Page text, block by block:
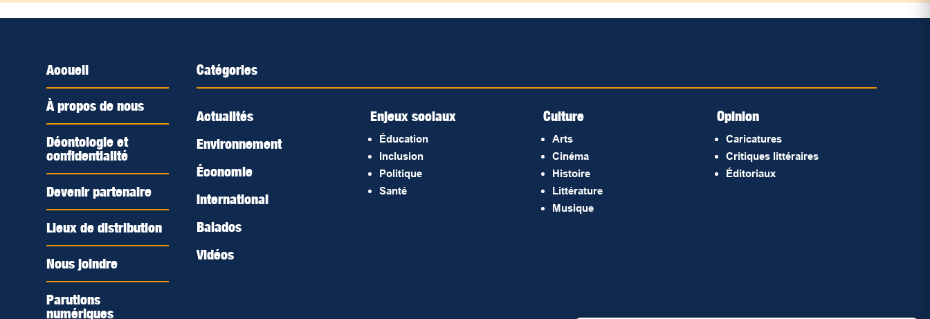
Accueil
À propos de nous
Déontologie et
confidentialité
Devenir partenaire
Lieux de distribution
Nous joindre
Parutions
numériques
Catégories
Actualités
Environnement
Économie
International
Balados
Vidéos
Enjeux sociaux
Éducation
Inclusion
Politique
Santé
Culture
Arts
Cinéma
Histoire
Littérature
Musique
Opinion
Caricatures
Critiques littéraires
Éditoriaux